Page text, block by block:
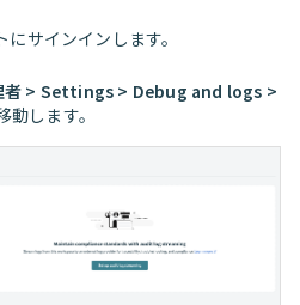
サインインします。
者 > Settings > Debug and logs >
動します。